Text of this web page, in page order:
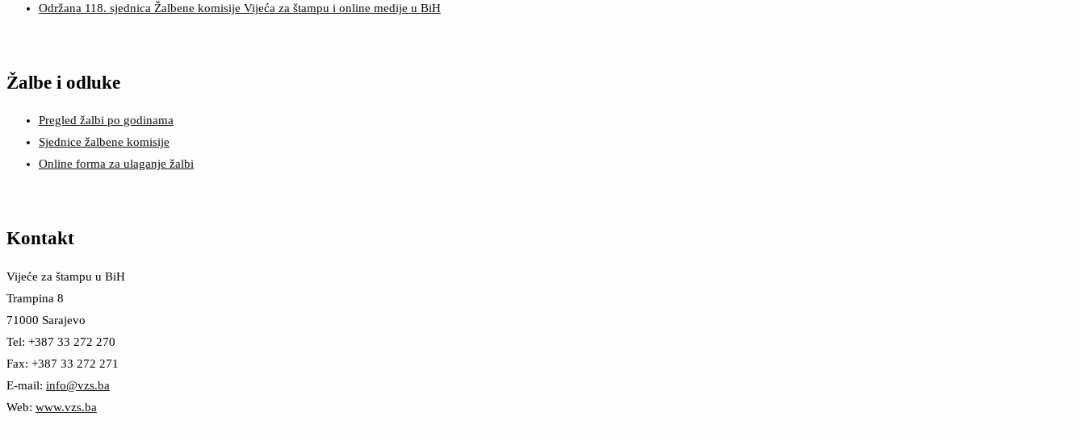
Održana 118. sjednica Žalbene komisije Vijeća za štampu i online medije u BiH
Žalbe i odluke
Pregled žalbi po godinama
Sjednice žalbene komisije
Online forma za ulaganje žalbi
Kontakt
Vijeće za štampu u BiH
Trampina 8
71000 Sarajevo
Tel: +387 33 272 270
Fax: +387 33 272 271
E-mail: info@vzs.ba
Web: www.vzs.ba